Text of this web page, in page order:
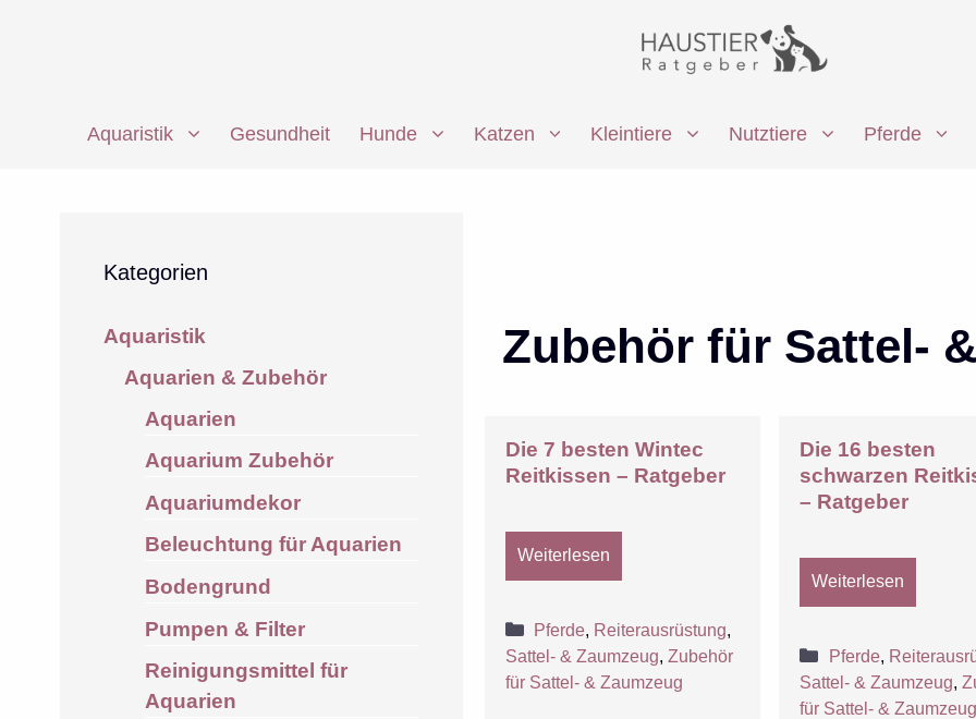
Aquaristik Gesundheit Hunde Katzen Kleintiere Nutztiere Pferde
Zubehör für Sattel-
Die 7 besten Wintec
Reitkissen – Ratgeber
Weiterlesen
Kategorien
Pferde, Reiterausrüstung,
Sattel- & Zaumzeug,Zubehör
für Sattel- & Zaumzeug
Die 16 besten
schwarzen
– Ratgeber
Weiterlesen
Kategorien
Pferde,
Sattel- & Zaumzeug,
für Sattel- & Zaumzeug
Kategorien
Aquaristik
Aquarien & Zubehör
Aquarien
Aquarium Zubehör
Aquariumdekor
Beleuchtung für Aquarien
Bodengrund
Pumpen & Filter
Reinigungsmittel für
Aquarien